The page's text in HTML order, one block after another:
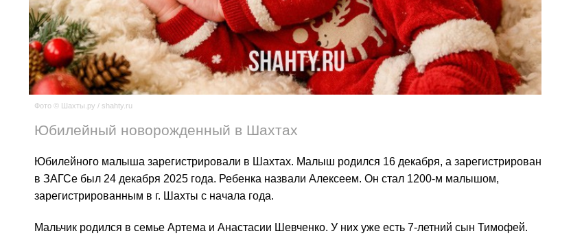
Фото © Шахты.ру / shahty.ru
Юбилейный новорожденный в Шахтах
Юбилейного малыша зарегистрировали в Шахтах. Малыш родился 16 декабря, а зарегистрирован
в ЗАГСе был 24 декабря 2025 года. Ребенка назвали Алексеем. Он стал 1200-м малышом,
зарегистрированным в г. Шахты с начала года.
Мальчик родился в семье Артема и Анастасии Шевченко. У них уже есть 7-летний сын Тимофей.